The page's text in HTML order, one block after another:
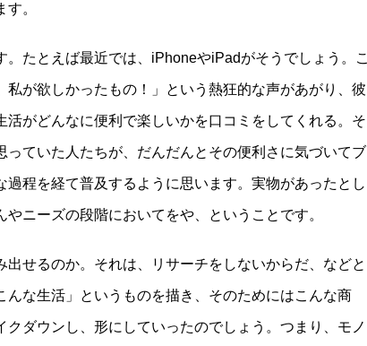
。
たとえば最近では、iPhoneやiPadがそうでしょう。こ
が欲しかったもの！」という熱狂的な声があがり、彼
がどんなに便利で楽しいかを口コミをしてくれる。そ
ていた人たちが、だんだんとその便利さに気づいてブ
程を経て普及するように思います。実物があったとし
ニーズの段階においてをや、ということです。
せるのか。それは、リサーチをしないからだ、などと
な生活」というものを描き、そのためにはこんな商
ダウンし、形にしていったのでしょう。つまり、モノ